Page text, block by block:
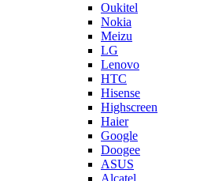
Oukitel
Nokia
Meizu
LG
Lenovo
HTC
Hisense
Highscreen
Haier
Google
Doogee
ASUS
Alcatel